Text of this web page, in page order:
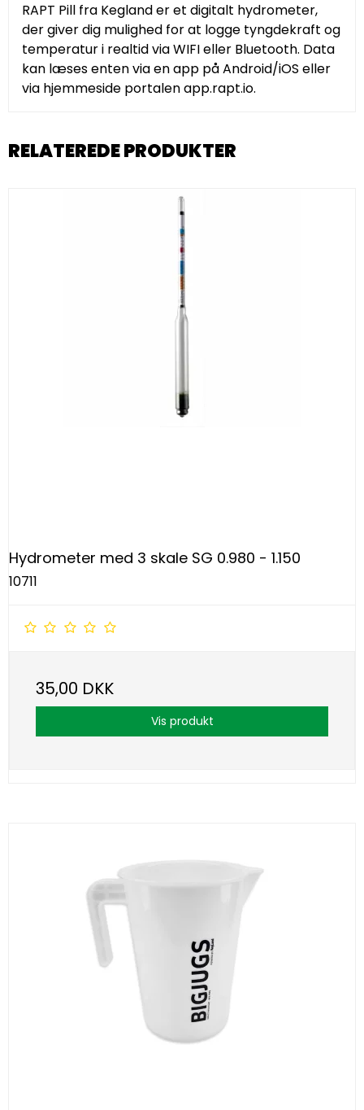
RAPT Pill fra Kegland er et digitalt hydrometer,
der giver dig mulighed for at logge tyngdekraft og
temperatur i realtid via WIFI eller Bluetooth. Data
kan læses enten via en app på Android/iOS eller
via hjemmeside portalen app.rapt.io.
RELATEREDE PRODUKTER
Hydrometer med 3 skale SG 0.980 - 1.150
10711
35,00 DKK
Vis produkt